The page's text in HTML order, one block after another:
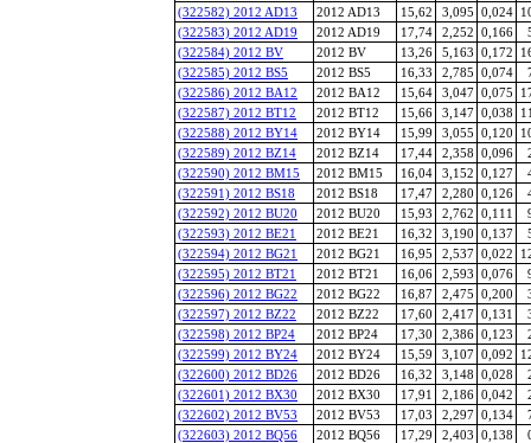
(322582) 2012 AD13
2012 AD13 15,62 3,095 0,024
(322583) 2012 AD19
2012 AD19 17,74 2,252 0,166
(322584) 2012 BV
2012 BV 13,26 5,163 0,172
(322585) 2012 BS5
2012 BS5 16,33 2,785 0,074
(322586) 2012 BA12
2012 BA12 15,64 3,047 0,075
(322587) 2012 BT12
2012 BT12 15,66 3,147 0,038
(322588) 2012 BY14
2012 BY14 15,99 3,055 0,120
(322589) 2012 BZ14
2012 BZ14 17,44 2,358 0,096
(322590) 2012 BM15
2012 BM15 16,04 3,152 0,127
(322591) 2012 BS18
2012 BS18 17,47 2,280 0,126
(322592) 2012 BU20
2012 BU20 15,93 2,762 0,111
(322593) 2012 BE21
2012 BE21 16,32 3,190 0,137
(322594) 2012 BG21
2012 BG21 16,95 2,537 0,022
(322595) 2012 BT21
2012 BT21 16,06 2,593 0,076
(322596) 2012 BG22
2012 BG22 16,87 2,475 0,200
(322597) 2012 BZ22
2012 BZ22 17,60 2,417 0,131
(322598) 2012 BP24
2012 BP24 17,30 2,386 0,123
(322599) 2012 BY24
2012 BY24 15,59 3,107 0,092
(322600) 2012 BD26
2012 BD26 16,32 3,148 0,028
(322601) 2012 BX30
2012 BX30 17,91 2,186 0,042
(322602) 2012 BV53
2012 BV53 17,03 2,297 0,134
(322603) 2012 BQ56
2012 BQ56 17,29 2,403 0,138